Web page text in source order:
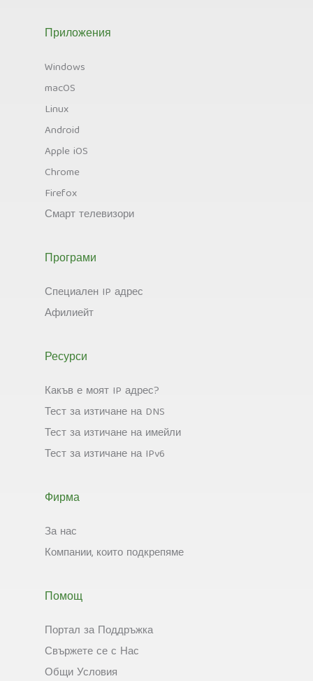
Приложения
Windows
macOS
Linux
Android
Apple iOS
Chrome
Firefox
Смарт телевизори
Програми
Специален IP адрес
Афилиейт
Ресурси
Какъв е моят IP адрес?
Тест за изтичане на DNS
Тест за изтичане на имейли
Тест за изтичане на IPv6
Фирма
За нас
Компании, които подкрепяме
Помощ
Портал за Поддръжка
Свържете се с Нас
Общи Условия